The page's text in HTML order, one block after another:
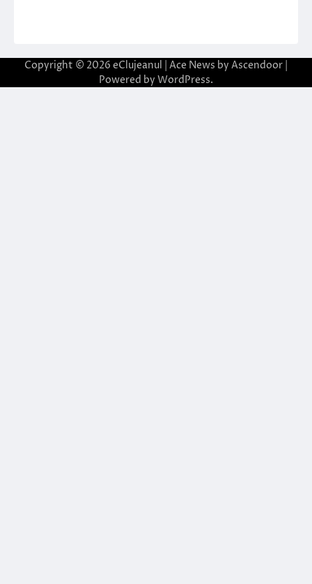
Copyright © 2026 eClujeanul | Ace News by Ascendoor
Powered by WordPress.